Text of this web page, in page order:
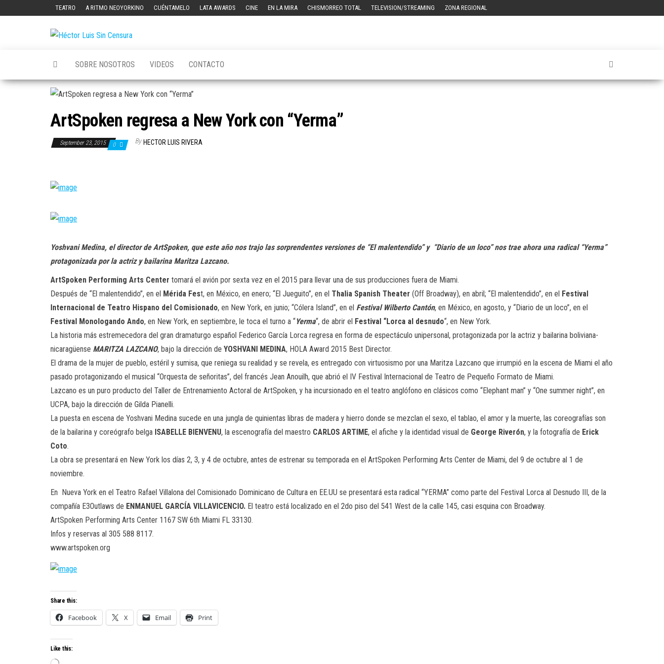
TEATRO A RITMO NEOYORKINO CUÉNTAMELO LATA AWARDS CINE EN LA MIRA CHISMORREO TOTAL TELEVISION/STREAMING ZONA REGIONAL
Luis Sin
SOBRE NOSOTROS VIDEOS CONTACTO
ArtSpoken regresa a New York con “Yerma”
September 23, 2015 0 By HECTOR LUIS RIVERA
Yoshvani Medina, el director de ArtSpoken, que este año nos trajo las sorprendentes versiones de “El malentendido” y “Diario de un loco” nos trae ahora una radical “Yerma”
protagonizada por la actriz y bailarina Maritza Lazcano.
ArtSpoken Performing Arts Center tomará el avión por sexta vez en el 2015 para llevar una de sus producciones fuera de Miami.
Después de “El malentendido”, en el Mérida Fest, en México, en enero; “El Jueguito”, en el Thalia Spanish Theater (Off Broadway), en abril; “El malentendido”, en el Festival
Internacional de Teatro Hispano del Comisionado, en New York, en junio; “Cólera Island”, en el Festival Wilberto Cantón, en México, en agosto, y “Diario de un loco”, en el
Festival Monologando Ando, en New York, en septiembre, le toca el turno a “Yerma“, de abrir el Festival “Lorca al desnudo“, en New York.
La historia más estremecedora del gran dramaturgo español Federico García Lorca regresa en forma de espectáculo unipersonal, protagonizada por la actriz y bailarina boliviana-
nicaragüense MARITZA LAZCANO, bajo la dirección de YOSHVANI MEDINA, HOLA Award 2015 Best Director.
El drama de la mujer de pueblo, estéril y sumisa, que reniega su realidad y se revela, es entregado con virtuosismo por una Maritza Lazcano que irrumpió en la escena de Miami el año
pasado protagonizando el musical “Orquesta de señoritas”, del francés Jean Anouilh, que abrió el IV Festival Internacional de Teatro de Pequeño Formato de Miami.
Lazcano es un puro producto del Taller de Entrenamiento Actoral de ArtSpoken, y ha incursionado en el teatro anglófono en clásicos como “Elephant man” y “One summer night”, en
UCPA, bajo la dirección de Gilda Pianelli.
La puesta en escena de Yoshvani Medina sucede en una jungla de quinientas libras de madera y hierro donde se mezclan el sexo, el tablao, el amor y la muerte, las coreografías son
de la bailarina y coreógrafo belga ISABELLE BIENVENU, la escenografía del maestro CARLOS ARTIME, el afiche y la identidad visual de George Riverón, y la fotografía de Erick
Coto.
La obra se presentará en New York los días 2, 3, y 4 de octubre, antes de estrenar su temporada en el ArtSpoken Performing Arts Center de Miami, del 9 de octubre al 1 de
noviembre.
En Nueva York en el Teatro Rafael Villalona del Comisionado Dominicano de Cultura en EE.UU se presentará esta radical “YERMA” como parte del Festival Lorca al Desnudo III, de la
compañía E3Outlaws de ENMANUEL GARCÍA VILLAVICENCIO. El teatro está localizado en el 2do piso del 541 West de la calle 145, casi esquina con Broadway.
ArtSpoken Performing Arts Center 1167 SW 6th Miami FL 33130.
Infos y reservas al 305 588 8117.
www.artspoken.org
Share this:
Facebook X Email Print
Like this:
Loading…